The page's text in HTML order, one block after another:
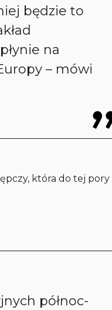
będzie to
na
– mówi
która do tej pory
północ-